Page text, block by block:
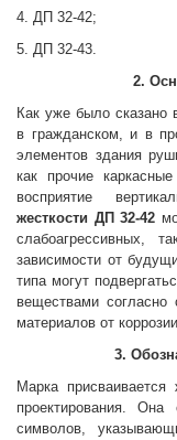
4. ДП 32-42;
5. ДП 32-43.
2.
Как уже было сказано
в гражданском, и в
элементов здания
как прочие
восприятие
жесткости ДП 32-42
слабоагрессивных,
зависимости от
типа могут
веществами согласно
материалов от
3.
Марка
проектирования.
символов,